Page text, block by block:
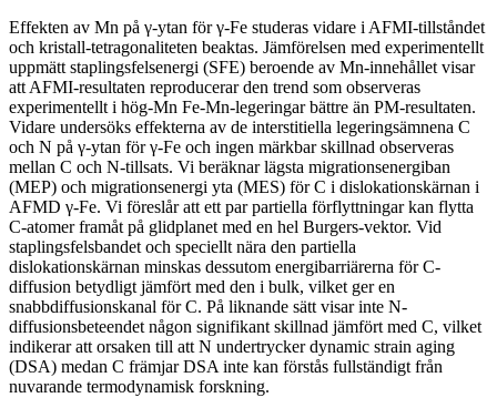
Effekten av Mn på γ-ytan för γ-Fe studeras vidare i AFMI-tillståndet
och kristall-tetragonaliteten beaktas. Jämförelsen med experimentellt
uppmätt staplingsfelsenergi (SFE) beroende av Mn-innehållet visar
att AFMI-resultaten reproducerar den trend som observeras
experimentellt i hög-Mn Fe-Mn-legeringar bättre än PM-resultaten.
Vidare undersöks effekterna av de interstitiella legeringsämnena C
och N på γ-ytan för γ-Fe och ingen märkbar skillnad observeras
mellan C och N-tillsats. Vi beräknar lägsta migrationsenergiban
(MEP) och migrationsenergi yta (MES) för C i dislokationskärnan i
AFMD γ-Fe. Vi föreslår att ett par partiella förflyttningar kan flytta
C-atomer framåt på glidplanet med en hel Burgers-vektor. Vid
staplingsfelsbandet och speciellt nära den partiella
dislokationskärnan minskas dessutom energibarriärerna för C-
diffusion betydligt jämfört med den i bulk, vilket ger en
snabbdiffusionskanal för C. På liknande sätt visar inte N-
diffusionsbeteendet någon signifikant skillnad jämfört med C, vilket
indikerar att orsaken till att N undertrycker dynamic strain aging
(DSA) medan C främjar DSA inte kan förstås fullständigt från
nuvarande termodynamisk forskning.